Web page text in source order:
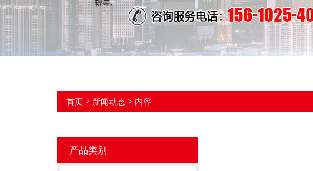
首页 > 新闻动态 > 内容
产品类别